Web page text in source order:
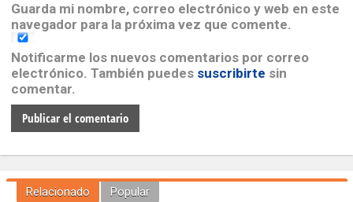
Guarda mi nombre, correo electrónico y web en este
navegador para la próxima vez que comente.
Notificarme los nuevos comentarios por correo
electrónico. También puedes suscribirte sin
comentar.
Relacionado Popular